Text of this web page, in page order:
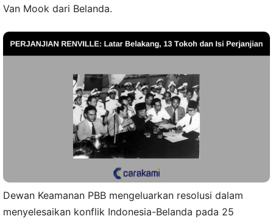
Van Mook dari Belanda.
Dewan Keamanan PBB mengeluarkan resolusi dalam
menyelesaikan konflik Indonesia-Belanda pada 25